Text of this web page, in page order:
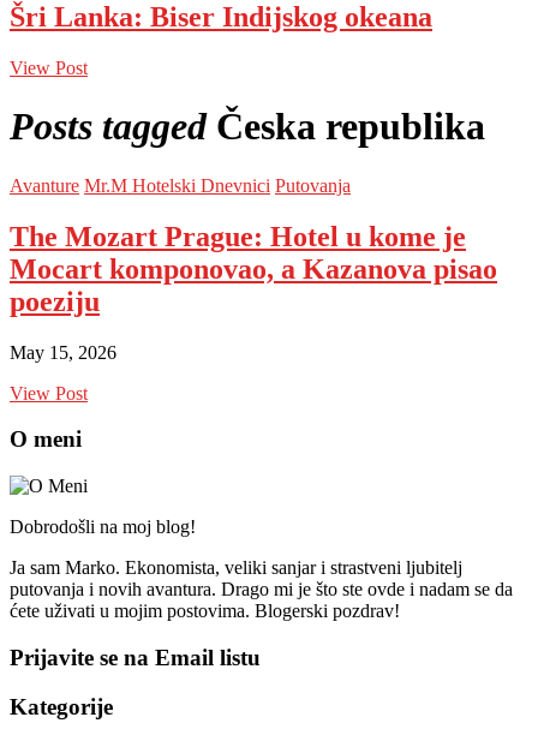
Šri Lanka: Biser Indijskog okeana
View Post
Posts tagged Česka republika
Avanture Mr.M Hotelski Dnevnici Putovanja
The Mozart Prague: Hotel u kome je
Mocart komponovao, a Kazanova pisao
poeziju
May 15, 2026
View Post
O meni
Dobrodošli na moj blog!
Ja sam Marko. Ekonomista, veliki sanjar i strastveni ljubitelj
putovanja i novih avantura. Drago mi je što ste ovde i nadam se da
ćete uživati u mojim postovima. Blogerski pozdrav!
Prijavite se na Email listu
Kategorije